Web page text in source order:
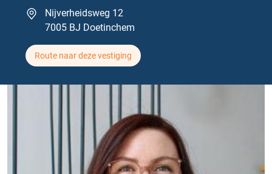
Nijverheidsweg 12
7005 BJ Doetinchem
Route naar deze vestiging